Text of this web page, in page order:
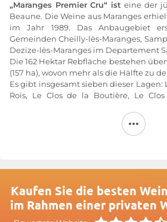
„Maranges Premier Cru“ isteine der
Beaune. Die Weine aus Maranges
im Jahr 1989. Das Anbaugebiet
Gemeinden Cheilly-lès-Maranges,
Dezize-lès-Maranges im Departement
Die 162 Hektar Rebfläche bestehen
(157 ha), wovon mehr als die Hälfte zu
Es gibt insgesamt sieben dieser Lagen:
Rois, Le Clos de la Boutière, Le Clos
Weinbaugebiete Maranges und
bringen Rotweine aus der
Die drei Gemeinden liegen im Tal
Nebenfluss der Saône, südlich der
mit dieser Weinbauregion seinen
Kaufen Sie die besten
im Rahmen einer privaten